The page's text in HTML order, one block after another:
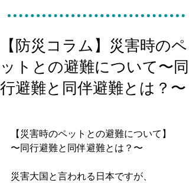
【防災コラム】災害時のペ
ットとの避難について〜同
行避難と同伴避難とは？〜
【災害時のペットとの避難について】
〜同行避難と同伴避難とは？〜
災害大国と言われる日本ですが、